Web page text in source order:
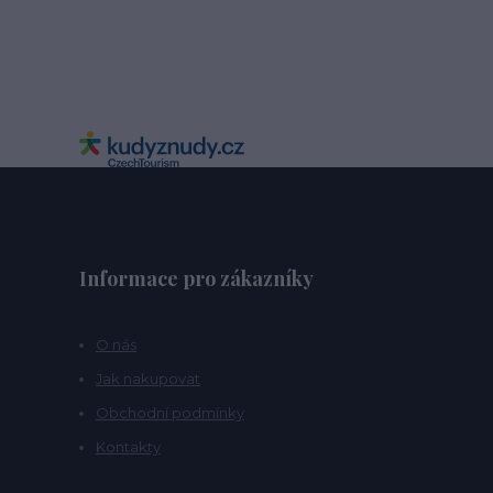
Informace pro zákazníky
O nás
Jak nakupovat
Obchodní podmínky
Kontakty